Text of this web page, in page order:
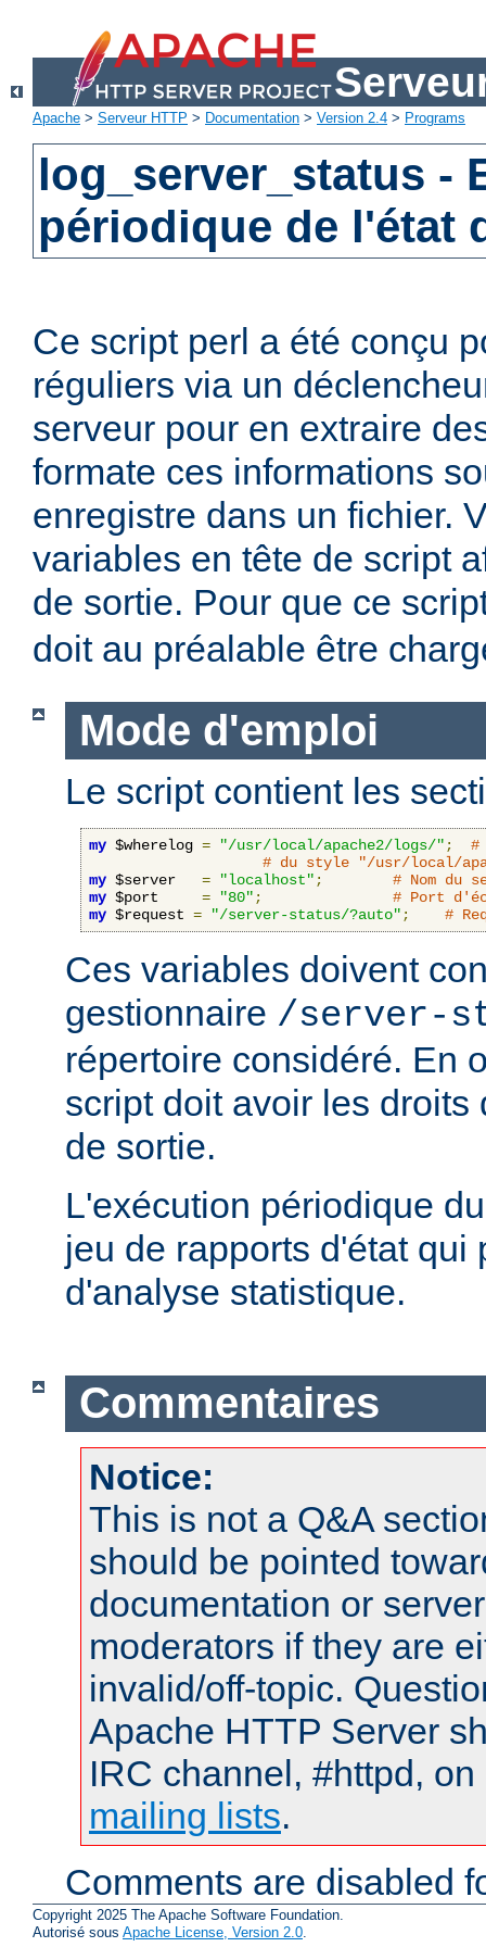
Apache > Serveur HTTP > Documentation > Version 2.4 > Programs
log_server_status -
périodique de l'état
Ce script perl a été conçu
réguliers via un
serveur pour en extraire
formate ces informations
enregistre dans un fichier.
variables en tête de script
de sortie. Pour que ce
doit au préalable être
Mode d'emploi
Le script contient les
my $wherelog = "/usr/local/apache2/logs/" ;
#
# du style "/usr/local/
my $server = "localhost" ;
# Nom du
my $port = "80" ;
# Port
my $request = "/server-status/?auto" ; #
Ces variables doivent
gestionnaire /server-
répertoire considéré. En
script doit avoir les
de sortie.
L'exécution périodique
jeu de rapports d'état
d'analyse statistique.
Commentaires
Notice:
This is not a Q&A
should be pointed
documentation or
moderators if they are
invalid/off-topic.
Apache HTTP Server
IRC channel, #httpd,
mailing lists.
Comments are disabled
Copyright 2025 The Apache Software Foundation.
Autorisé sous Apache License, Version 2.0.